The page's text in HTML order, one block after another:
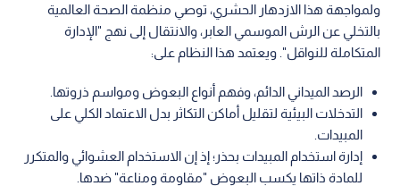
ولمواجهة هذا الازدهار الحشري، توصي منظمة الصحة العالمية
بالتخلي عن الرش الموسمي العابر، والانتقال إلى نهج "الإدارة
المتكاملة للنواقل". ويعتمد هذا النظام على:
الرصد الميداني الدائم، وفهم أنواع البعوض ومواسم ذروتها.
التدخلات البيئية لتقليل أماكن التكاثر بدل الاعتماد الكلي على
المبيدات.
إدارة استخدام المبيدات بحذر؛ إذ إن الاستخدام العشوائي والمتكرر
للمادة ذاتها يكسب البعوض "مقاومة ومناعة" ضدها.